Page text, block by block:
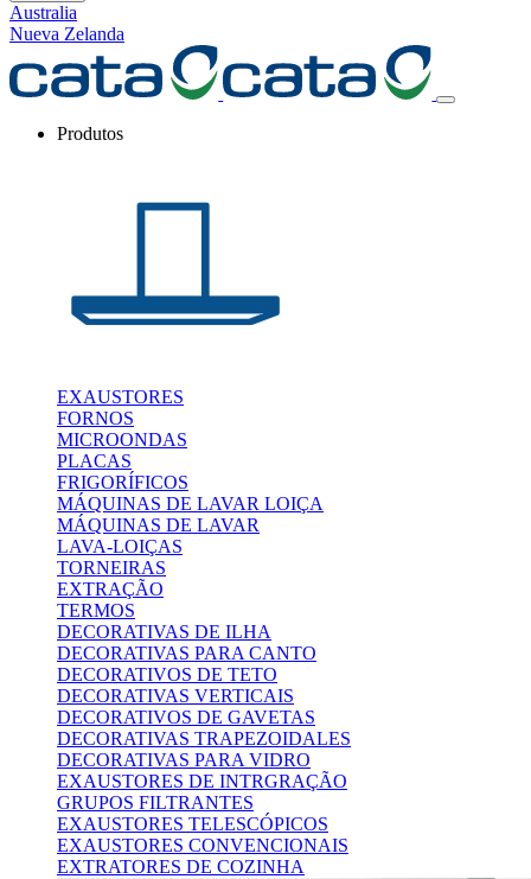
Australia
Nueva Zelanda
Produtos
EXAUSTORES
FORNOS
MICROONDAS
PLACAS
FRIGORÍFICOS
MÁQUINAS DE LAVAR LOIÇA
MÁQUINAS DE LAVAR
LAVA-LOIÇAS
TORNEIRAS
EXTRAÇÃO
TERMOS
DECORATIVAS DE ILHA
DECORATIVAS PARA CANTO
DECORATIVOS DE TETO
DECORATIVAS VERTICAIS
DECORATIVOS DE GAVETAS
DECORATIVAS TRAPEZOIDALES
DECORATIVAS PARA VIDRO
EXAUSTORES DE INTRGRAÇÃO
GRUPOS FILTRANTES
EXAUSTORES TELESCÓPICOS
EXAUSTORES CONVENCIONAIS
EXTRATORES DE COZINHA